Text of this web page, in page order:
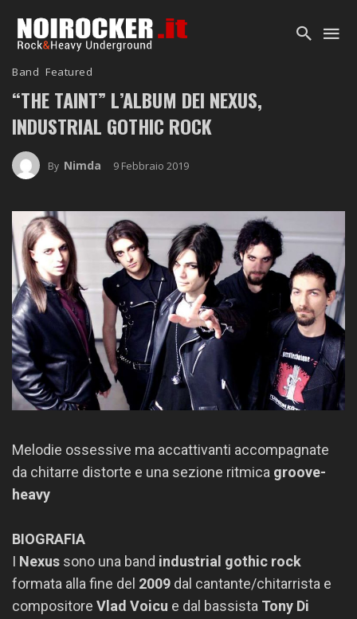
Band Featured
“THE TAINT” L’ALBUM DEI NEXUS,
INDUSTRIAL GOTHIC ROCK
By Nimda 9 Febbraio 2019
Melodie ossessive ma accattivanti accompagnate
da chitarre distorte e una sezione ritmica groove-
heavy
BIOGRAFIA
I Nexus sono una band industrial gothic rock
formata alla fine del 2009 dal cantante/chitarrista e
compositore Vlad Voicu e dal bassista Tony Di